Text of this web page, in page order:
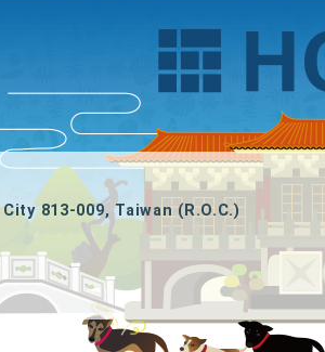
813-009, Taiwan (R.O.C.)